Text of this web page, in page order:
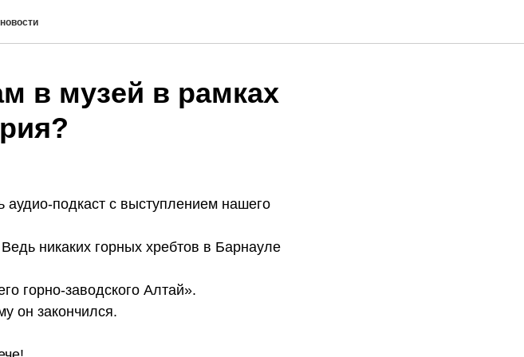
в музей в рамках
аудио-подкаст с выступлением нашего
никаких горных хребтов в Барнауле
горно-заводского Алтай».
он закончился.